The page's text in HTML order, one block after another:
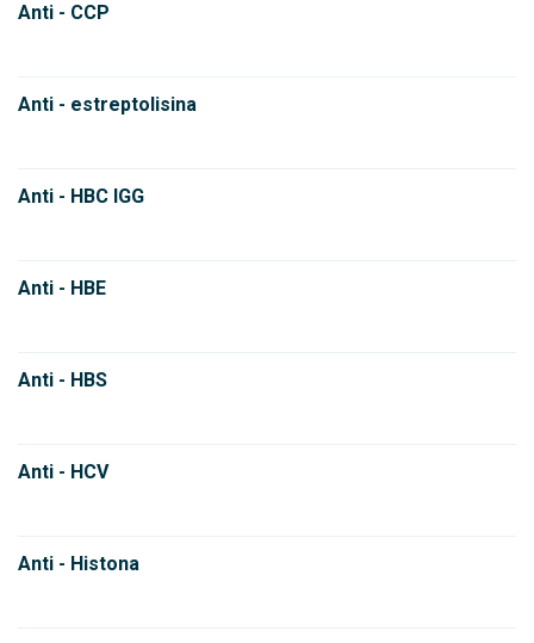
Anti - CCP
Anti - estreptolisina
Anti - HBC IGG
Anti - HBE
Anti - HBS
Anti - HCV
Anti - Histona